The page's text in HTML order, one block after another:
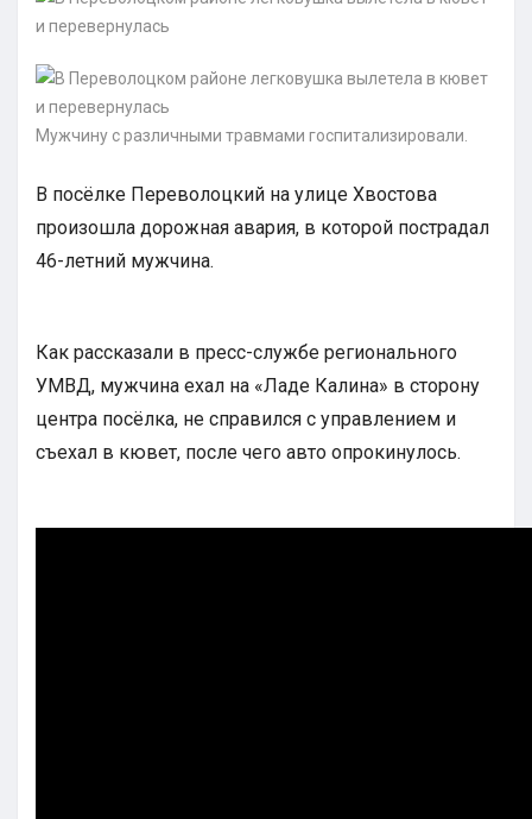
Мужчину с различными травмами госпитализировали.
В посёлке Переволоцкий на улице Хвостова
произошла дорожная авария, в которой пострадал
46-летний мужчина.
Как рассказали в пресс-службе регионального
УМВД, мужчина ехал на «Ладе Калина» в сторону
центра посёлка, не справился с управлением и
съехал в кювет, после чего авто опрокинулось.